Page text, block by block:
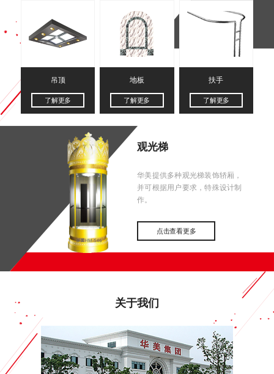
吊顶
了解更多
地板
了解更多
扶手
了解更多
观光梯
华美提供多种观光梯装饰轿厢，
并可根据用户要求，特殊设计制
作。
点击查看更多
关于我们